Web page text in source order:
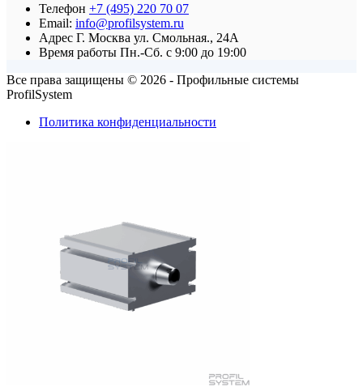
Стеновой держатель
467,00₽/м2 В корзину
Телефон +7 (495) 220 70 07
Email: info@profilsystem.ru
Адрес Г. Москва ул. Смольная., 24А
Время работы Пн.-Сб. с 9:00 до 19:00
Все права защищены © 2026 - Профильные системы
ProfilSystem
Политика конфиденциальности